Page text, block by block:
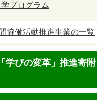
プログラム
協働活動推進事業の一覧
学びの変革」推進寄附